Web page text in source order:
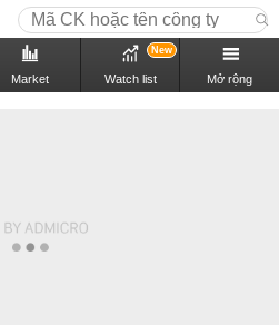
Market Watch list
New
Mở rộng